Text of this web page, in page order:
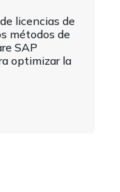
licencias de
métodos de
SAP
optimizar la